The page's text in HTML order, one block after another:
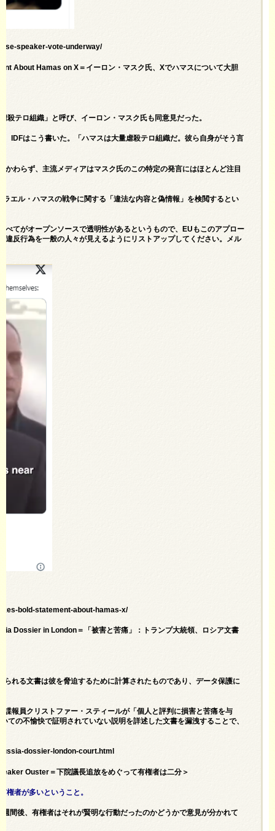
speaker-vote-underway/
About Hamas on X＝イーロン・マスク氏、Xでハマスについて大胆
殺テロ組織」と呼び、イーロン・マスク氏も同意見だった。
IDFはこう書いた。「ハマスは大量虐殺テロ組織だ。彼ら自身がそう言
わらず、主流メディアはマスク氏のこの特定の発言にはほとんど注目
エル・ハマスの戦争に関する「違法な内容と偽情報」を検閲するとい
てがオープンソースで透明性があるというもので、EUもこのアプロー
反行為を一般の人々が見えるようにリストアップしてください。メル
bold-statement-about-hamas-x/
Dossier in London＝「被害と苦痛」：トランプ大統領、ロシア文書
れる文書は彼を脅迫するために計算されたものであり、データ保護に
報員クリストファー・スティールが「個人と評判に損害と苦痛を与
ての不愉快で証明されていない説明を詳述した文書を漏洩することで、
dossier-london-court.html
Ouster＝下院議長追放をめぐって有権者は二分＞
権者が多いということ。
間後、有権者はそれが賢明な行動だったのかどうかで意見が分かれて